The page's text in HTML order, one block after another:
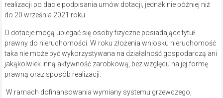
realizacji po dacie podpisania umów dotacji, jednak nie później niż
do 20 września 2021 roku.
O dotacje mogą ubiegać się osoby fizyczne posiadające tytuł
prawny do nieruchomości. W roku złożenia wniosku nieruchomość
taka nie może być wykorzystywana na działalność gospodarczą ani
jakąkolwiek inną aktywność zarobkową, bez względu na jej formę
prawną oraz sposób realizacji.
W ramach dofinansowania wymiany systemu grzewczego,